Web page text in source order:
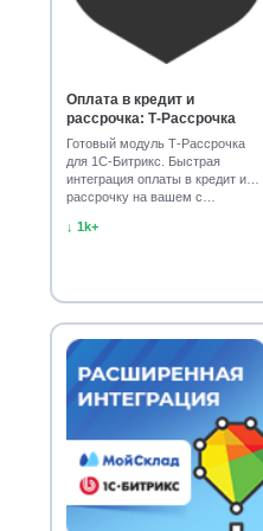
Геолокация и смена цен
Мобильные приложения
Конструкторы и
Службы доставки 6
Маркетплейсы и
Инструменты для
Универсальные
Установка, настройка
Оплата в кредит и
рассрочка: Т-Рассрочка
Готовый модуль Т-Рассрочка
для 1С-Битрикс. Быстрая
интеграция оплаты в кредит и
рассрочку на вашем с…
↓ 1k+